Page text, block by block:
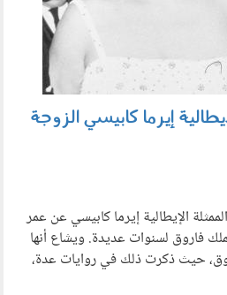
إيرما كابيسي الزوجة
الإيطالية إيرما كابيسي عن عمر
الملك فاروق لسنوات عديدة. ويشاع أنها
حيث ذكرت ذلك في روايات عدة،